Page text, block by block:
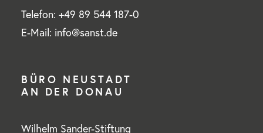
Telefon: +49 89 544 187-0
E-Mail: info@sanst.de
BÜRO NEUSTADT
AN DER DONAU
Wilhelm Sander-Stiftung